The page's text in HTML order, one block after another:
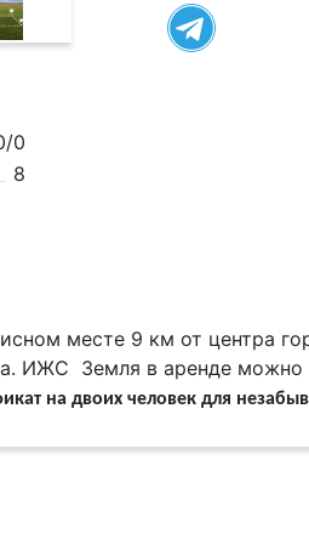
0
8
месте 9 км от центра
ИЖС Земля в аренде можно
на двоих человек для